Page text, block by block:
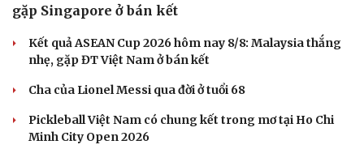
gặp Singapore ở bán kết
Kết quả ASEAN Cup 2026 hôm nay 8/8: Malaysia thắng
nhẹ, gặp ĐT Việt Nam ở bán kết
Cha của Lionel Messi qua đời ở tuổi 68
Pickleball Việt Nam có chung kết trong mơ tại Ho Chi
Minh City Open 2026